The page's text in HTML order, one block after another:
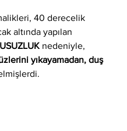
40 derecelik
altında yapılan
nedeniyle,
yıkayamadan, duş